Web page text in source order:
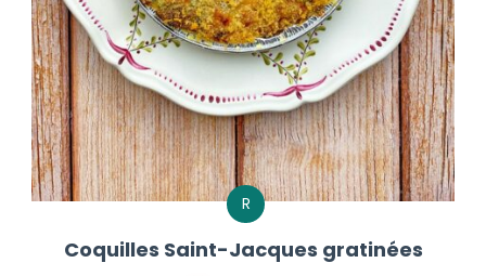
R
Coquilles Saint-Jacques gratinées